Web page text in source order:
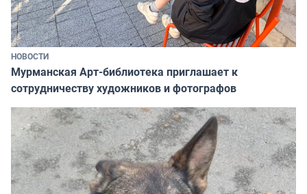
НОВОСТИ
Мурманская Арт-библиотека приглашает к
сотрудничеству художников и фотографов